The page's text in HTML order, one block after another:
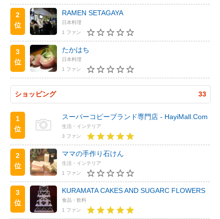
2
位
RAMEN SETAGAYA
日本料理
1 ファン
3
位
たかはち
日本料理
1 ファン
ショッピング 33
1
位
スーパーコピーブランド専門店 - HayiMall.Com
生活・インテリア
3 ファン
2
位
ママの手作り石けん
生活・インテリア
1 ファン
3
位
KURAMATA CAKES AND SUGARC FLOWERS
食品・飲料
1 ファン